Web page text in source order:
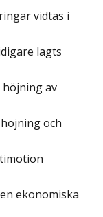
vidtas i
lagts
höjning av
och
ekonomiska